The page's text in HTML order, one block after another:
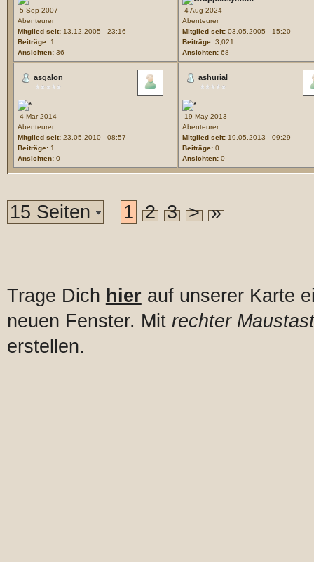
5 Sep 2007
Abenteurer
Mitglied seit:13.12.2005 - 23:16
Beiträge:1
Ansichten:36
4 Aug 2024
Abenteurer
Mitglied seit:03.05.2005 - 15:20
Beiträge:3,021
Ansichten:68
asgalon
4 Mar 2014
Abenteurer
Mitglied seit:23.05.2010 - 08:57
Beiträge:1
Ansichten:0
ashurial
19 May 2013
Abenteurer
Mitglied seit:19.05.2013 - 09:29
Beiträge:0
Ansichten:0
15 Seiten 1 2 3 > »
Trage Dich hier auf unserer Karte
neuen Fenster. Mit rechter
erstellen.